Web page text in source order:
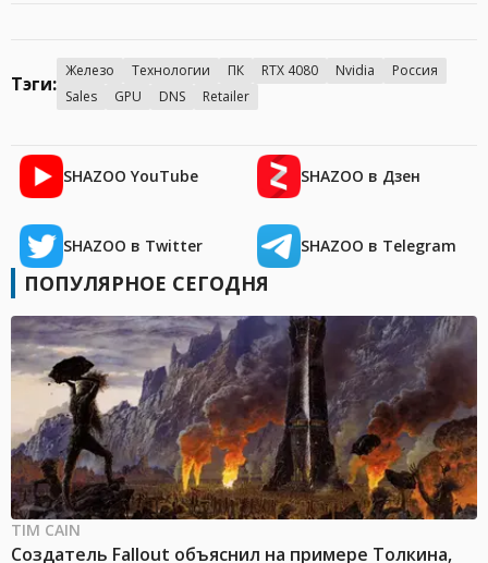
Тэги:
Железо Технологии ПК RTX 4080 Nvidia
Россия
Sales
GPU DNS Retailer
SHAZOO YouTube SHAZOO в Дзен
SHAZOO в Twitter SHAZOO в Telegram
ПОПУЛЯРНОЕ СЕГОДНЯ
TIM CAIN
Создатель Fallout объяснил на примере Толкина,